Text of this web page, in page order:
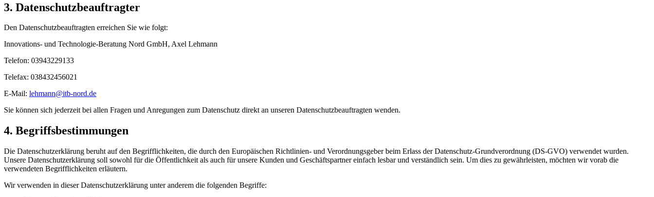
3. Datenschutzbeauftragter
Den Datenschutzbeauftragten erreichen Sie wie folgt:
Innovations- und Technologie-Beratung Nord GmbH, Axel Lehmann
Telefon: 03943229133
Telefax: 038432456021
E-Mail: lehmann@itb-nord.de
Sie können sich jederzeit bei allen Fragen und Anregungen zum Datenschutz direkt an unseren Datenschutzbeauftragten wenden.
4. Begriffsbestimmungen
Die Datenschutzerklärung beruht auf den Begrifflichkeiten, die durch den Europäischen Richtlinien- und Verordnungsgeber beim Erlass der Datenschutz-Grundverordnung (DS-GVO) verwendet wurden.
Unsere Datenschutzerklärung soll sowohl für die Öffentlichkeit als auch für unsere Kunden und Geschäftspartner einfach lesbar und verständlich sein. Um dies zu gewährleisten, möchten wir vorab die
verwendeten Begrifflichkeiten erläutern.
Wir verwenden in dieser Datenschutzerklärung unter anderem die folgenden Begriffe: